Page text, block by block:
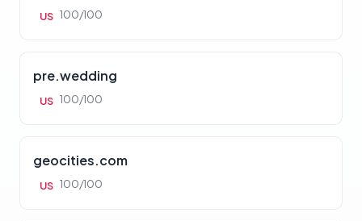
US 100/100
pre.wedding
US 100/100
geocities.com
US 100/100